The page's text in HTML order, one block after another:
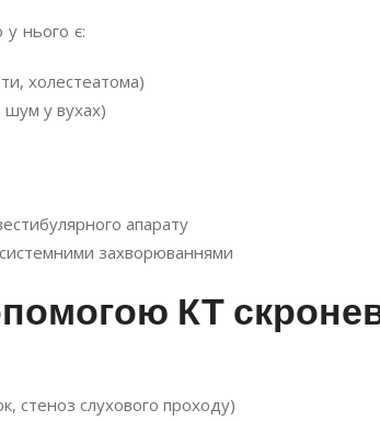
нього є:
холестеатома)
шум у вухах)
апарату
захворюваннями
КТ
стеноз слухового проходу)